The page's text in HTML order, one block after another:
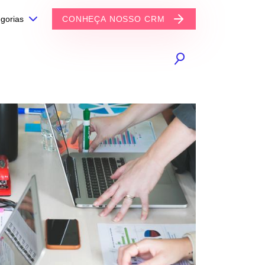
CONHEÇA NOSSO CRM